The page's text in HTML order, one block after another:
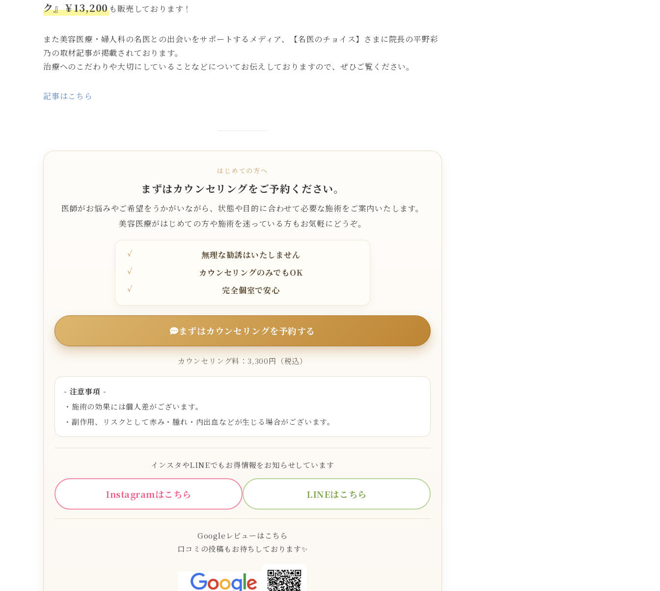
ク』￥13,200 も販売しております！
また美容医療・婦人科の名医との出会いをサポートするメディア、【名医のチョイス】さまに院長の平野彩
乃の取材記事が掲載されております。
治療へのこだわりや大切にしていることなどについてお伝えしておりますので、ぜひご覧ください。
記事はこちら
はじめての方へ
まずはカウンセリングをご予約ください。
医師がお悩みやご希望をうかがいながら、状態や目的に合わせて必要な施術をご案内いたします。
美容医療がはじめての方や施術を迷っている方もお気軽にどうぞ。
無理な勧誘はいたしません
カウンセリングのみでもOK
完全個室で安心
まずはカウンセリングを予約する
カウンセリング料：3,300円（税込）
- 注意事項 -
・施術の効果には個人差がございます。
・副作用、リスクとして赤み・腫れ・内出血などが生じる場合がございます。
インスタやLINEでもお得情報をお知らせしています
Instagramはこちら LINEはこちら
Googleレビューはこちら
口コミの投稿もお待ちしております✨